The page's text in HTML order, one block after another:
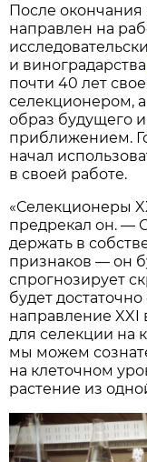
После окончания
направлен на
и виноградарства
почти 40 лет
селекционером,
образ будущего и
приближением.
начал
в своей работе.
«Селекционеры
предрекал он. —
держать в
признаков — он
спрогнозирует
будет
направление XXI
для селекции на
мы можем
на клеточном
растение из